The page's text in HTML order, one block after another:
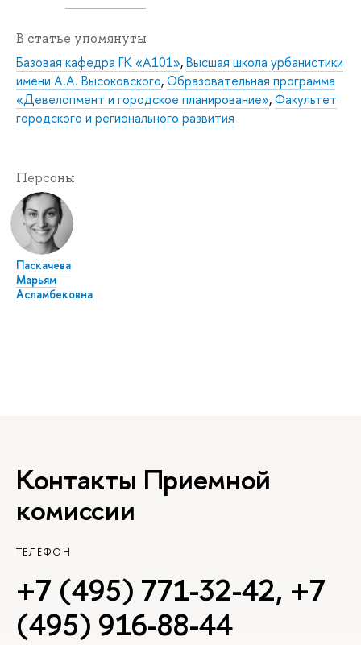
В статье упомянуты
Базовая кафедра ГК «А101»,Высшая школа урбанистики
имени А.А. Высоковского,Образовательная программа
«Девелопмент и городское планирование»,Факультет
городского и регионального развития
Персоны
Паскачева
Марьям
Асламбековна
Контакты Приемной
комиссии
ТЕЛЕФОН
+7 (495) 771-32-42, +7
(495) 916-88-44